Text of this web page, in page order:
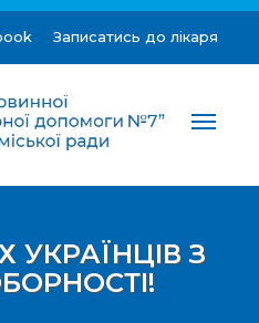
Записатись до лікаря
допомоги №7"
УКРАЇНЦІВ З